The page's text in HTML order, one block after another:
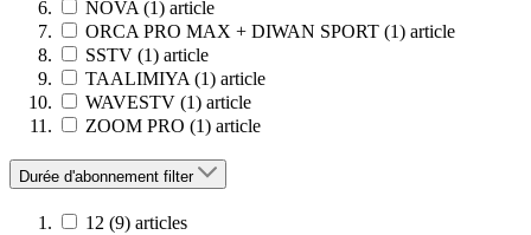
NOVA (1) article
ORCA PRO MAX + DIWAN SPORT (1) article
SSTV (1) article
TAALIMIYA (1) article
WAVESTV (1) article
ZOOM PRO (1) article
Durée d'abonnement filter
12 (9) articles